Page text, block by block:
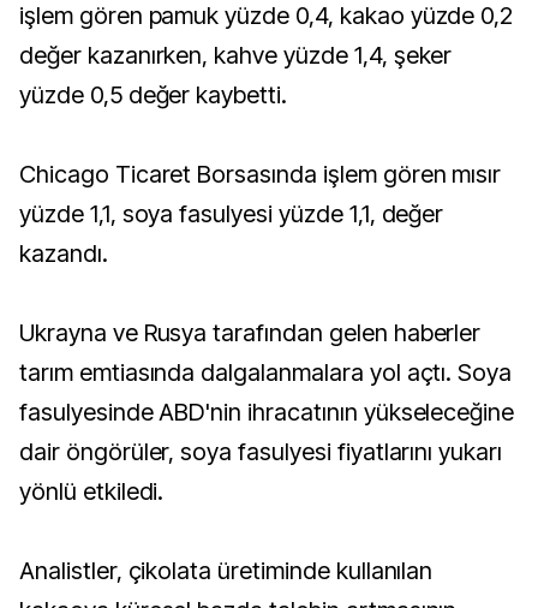
işlem gören pamuk yüzde 0,4, kakao yüzde 0,2
değer kazanırken, kahve yüzde 1,4, şeker
yüzde 0,5 değer kaybetti.
Chicago Ticaret Borsasında işlem gören mısır
yüzde 1,1, soya fasulyesi yüzde 1,1, değer
kazandı.
Ukrayna ve Rusya tarafından gelen haberler
tarım emtiasında dalgalanmalara yol açtı. Soya
fasulyesinde ABD'nin ihracatının yükseleceğine
dair öngörüler, soya fasulyesi fiyatlarını yukarı
yönlü etkiledi.
Analistler, çikolata üretiminde kullanılan